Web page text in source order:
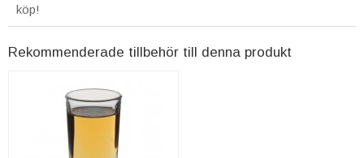
köp!
Rekommenderade tillbehör till denna produkt